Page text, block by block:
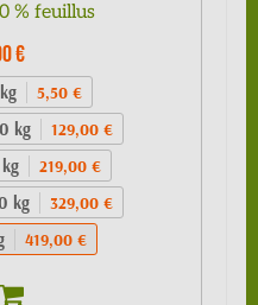
% feuillus
€
5,50 €
kg 129,00 €
219,00 €
kg 329,00 €
419,00 €